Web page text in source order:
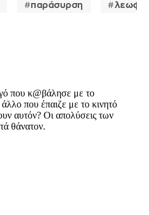
παράσυρση